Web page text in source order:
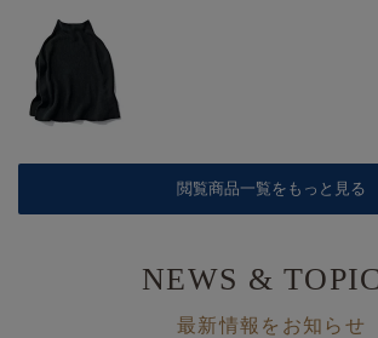
閲覧商品一覧をもっと見る
NEWS &
最新情報をお知らせ